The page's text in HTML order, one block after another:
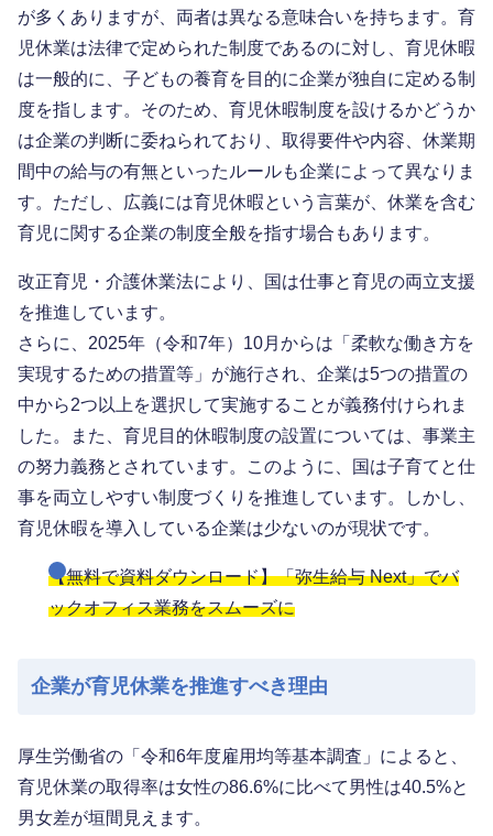
が多くありますが、両者は異なる意味合いを持ちます。育
児休業は法律で定められた制度であるのに対し、育児休暇
は一般的に、子どもの養育を目的に企業が独自に定める制
度を指します。そのため、育児休暇制度を設けるかどうか
は企業の判断に委ねられており、取得要件や内容、休業期
間中の給与の有無といったルールも企業によって異なりま
す。ただし、広義には育児休暇という言葉が、休業を含む
育児に関する企業の制度全般を指す場合もあります。
改正育児・介護休業法により、国は仕事と育児の両立支援
を推進しています。
さらに、2025年（令和7年）10月からは「柔軟な働き方を
実現するための措置等」が施行され、企業は5つの措置の
中から2つ以上を選択して実施することが義務付けられま
した。また、育児目的休暇制度の設置については、事業主
の努力義務とされています。このように、国は子育てと仕
事を両立しやすい制度づくりを推進しています。しかし、
育児休暇を導入している企業は少ないのが現状です。
【無料で資料ダウンロード】「弥生給与 Next」でバ
ックオフィス業務をスムーズに
企業が育児休業を推進すべき理由
厚生労働省の「令和6年度雇用均等基本調査」によると、
育児休業の取得率は女性の86.6%に比べて男性は40.5%と
男女差が垣間見えます。